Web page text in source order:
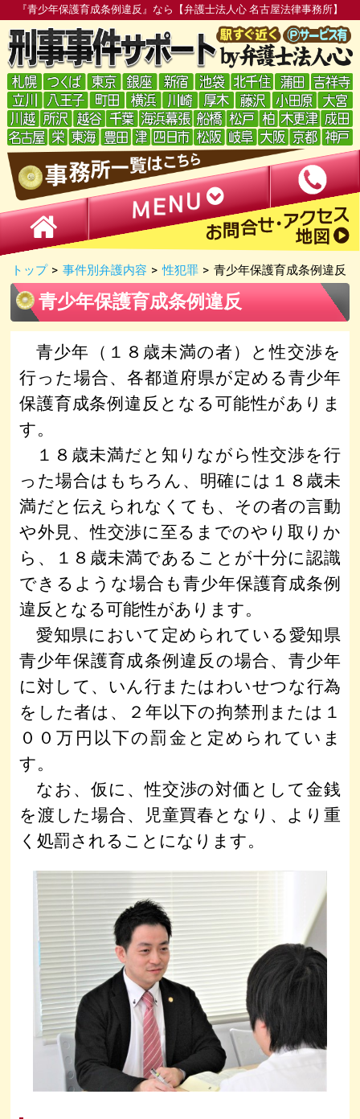
『青少年保護育成条例違反』なら【弁護士法人心 名古屋法律事務所】
トップ > 事件別弁護内容 > 性犯罪 > 青少年保護育成条例違反
青少年保護育成条例違反
青少年（１８歳未満の者）と性交渉を
行った場合、各都道府県が定める青少年
保護育成条例違反となる可能性がありま
す。
１８歳未満だと知りながら性交渉を行
った場合はもちろん、明確には１８歳未
満だと伝えられなくても、その者の言動
や外見、性交渉に至るまでのやり取りか
ら、１８歳未満であることが十分に認識
できるような場合も青少年保護育成条例
違反となる可能性があります。
愛知県において定められている愛知県
青少年保護育成条例違反の場合、青少年
に対して、いん行またはわいせつな行為
をした者は、２年以下の拘禁刑または１
００万円以下の罰金と定められていま
す。
なお、仮に、性交渉の対価として金銭
を渡した場合、児童買春となり、より重
く処罰されることになります。